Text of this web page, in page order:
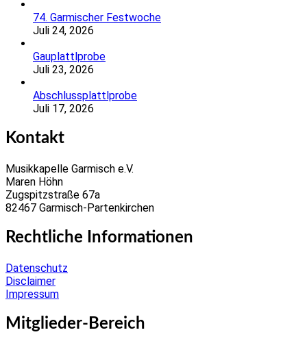
74. Garmischer Festwoche
Juli 24, 2026
Gauplattlprobe
Juli 23, 2026
Abschlussplattlprobe
Juli 17, 2026
Kontakt
Musikkapelle Garmisch e.V.
Maren Höhn
Zugspitzstraße 67a
82467 Garmisch-Partenkirchen
Rechtliche Informationen
Datenschutz
Disclaimer
Impressum
Mitglieder-Bereich